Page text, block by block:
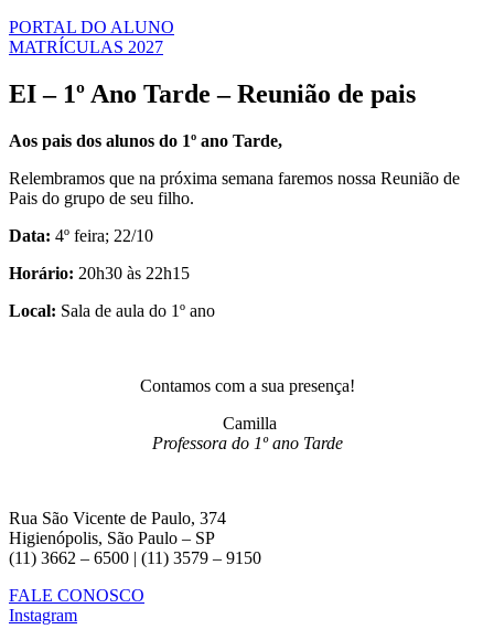
PORTAL DO ALUNO
MATRÍCULAS 2027
EI – 1º Ano Tarde – Reunião de pais
Aos pais dos alunos do 1º ano Tarde,
Relembramos que na próxima semana faremos nossa Reunião de
Pais do grupo de seu filho.
Data: 4º feira; 22/10
Horário: 20h30 às 22h15
Local: Sala de aula do 1º ano
Contamos com a sua presença!
Camilla
Professora do 1º ano Tarde
Rua São Vicente de Paulo, 374
Higienópolis, São Paulo – SP
(11) 3662 – 6500 | (11) 3579 – 9150
FALE CONOSCO
Instagram